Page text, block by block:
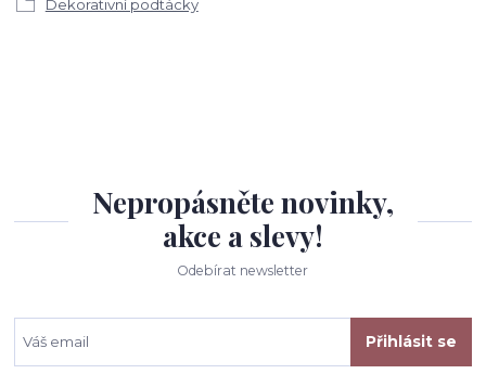
Dekorativní podtácky
Nepropásněte novinky,
akce a slevy!
Odebírat newsletter
Přihlásit se